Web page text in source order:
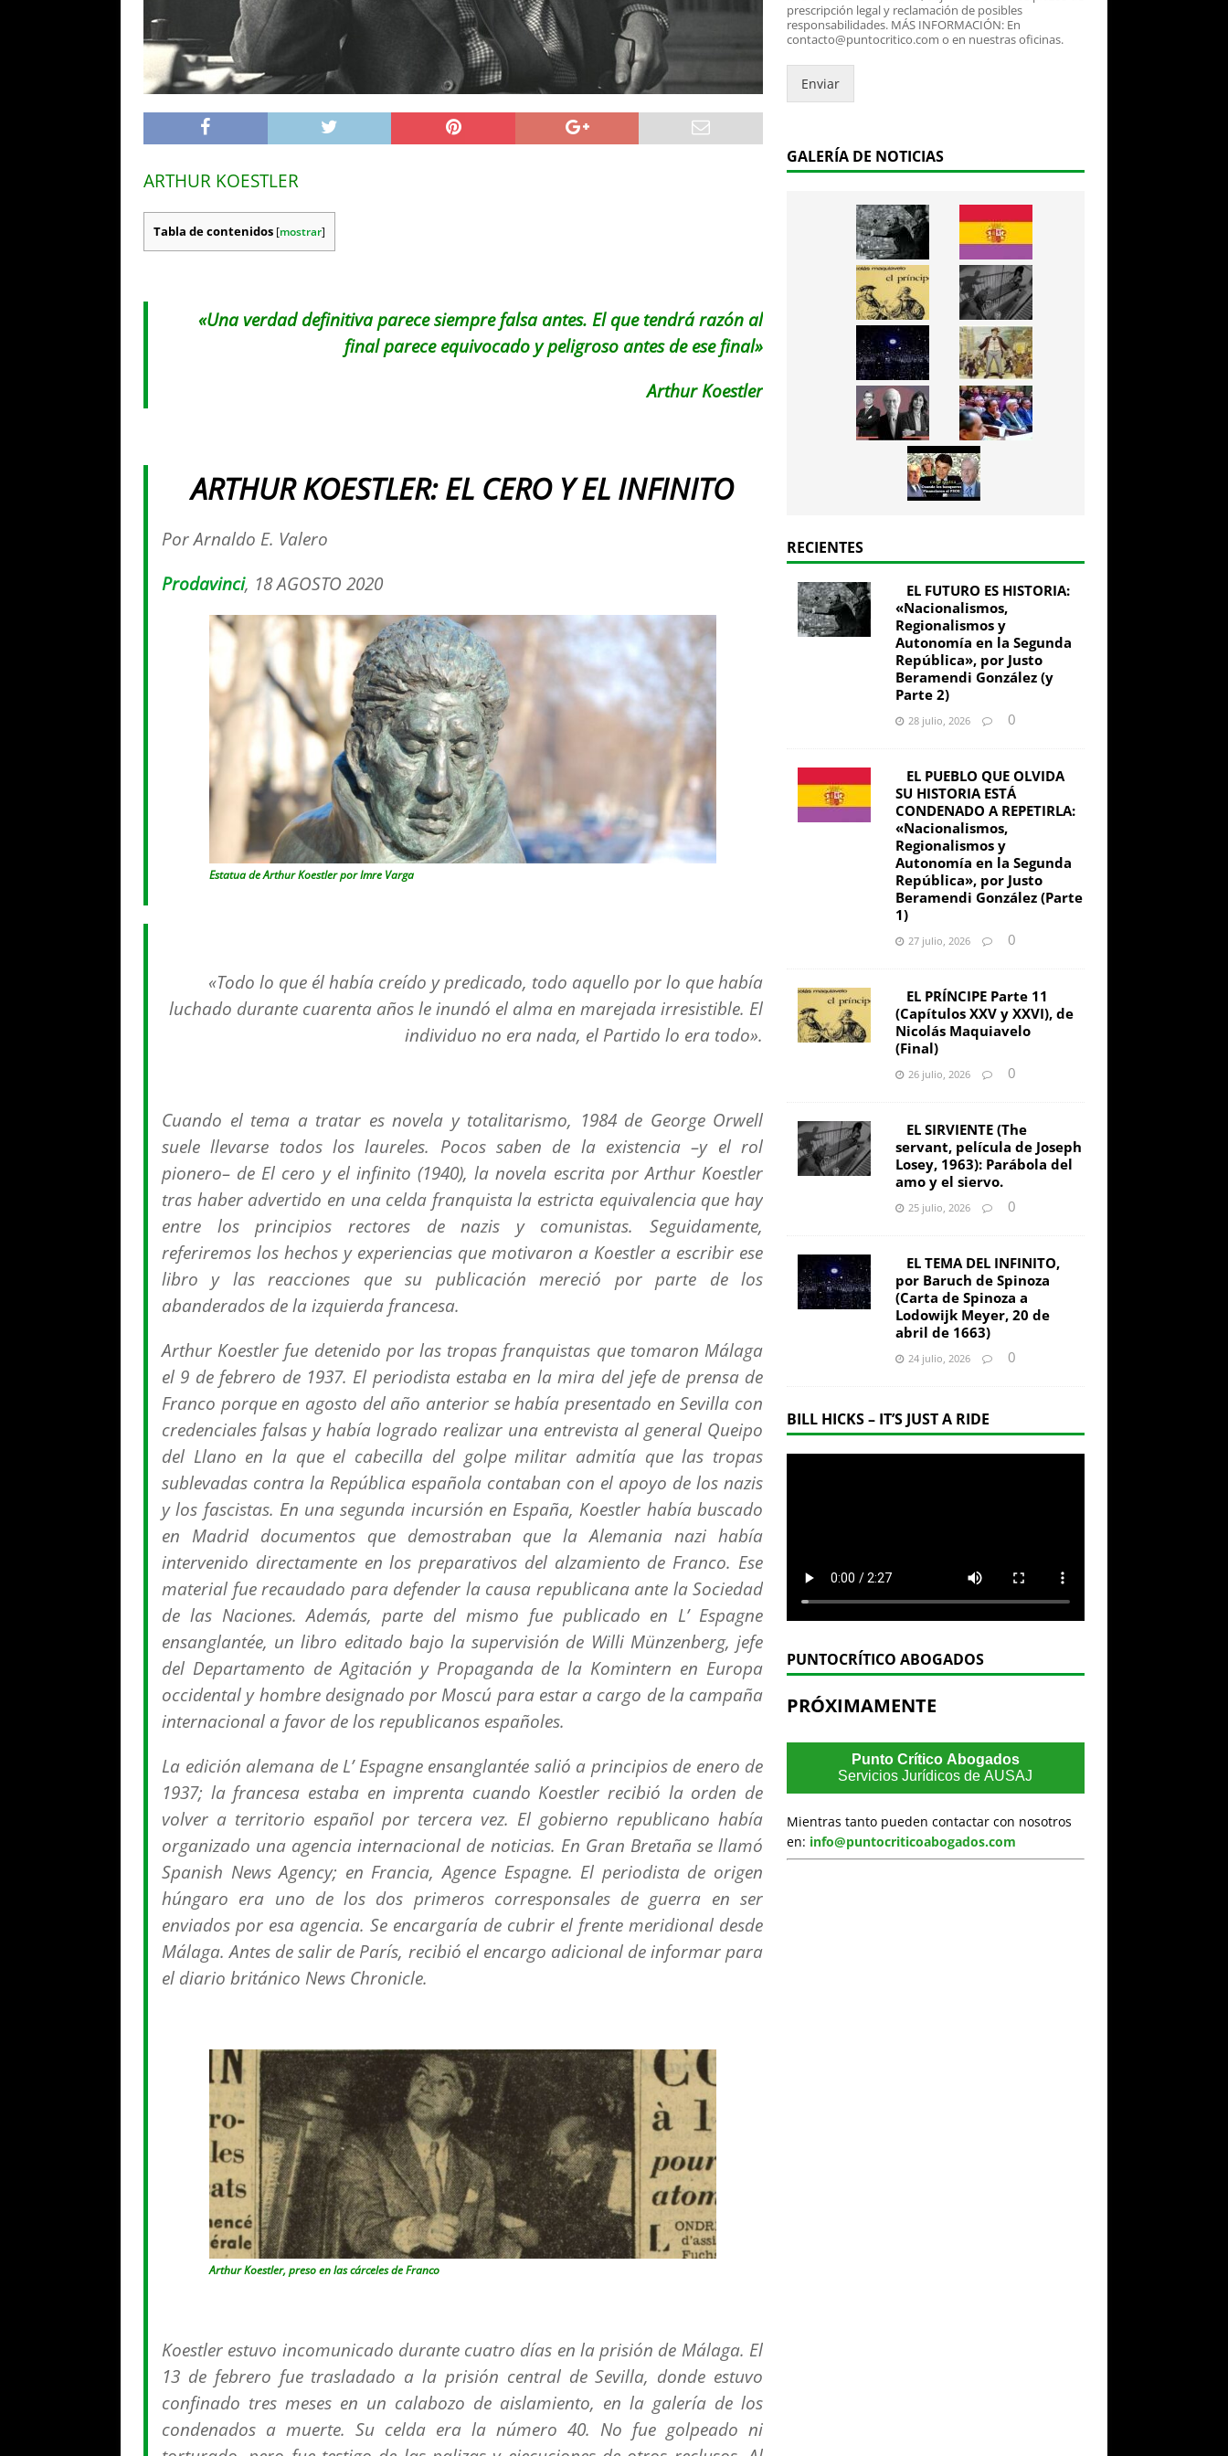
ARTHUR KOESTLER
Tabla de contenidos [mostrar]
«Una verdad definitiva parece siempre falsa antes. El que tendrá razón al
final parece equivocado y peligroso antes de ese final»
Arthur Koestler
ARTHUR KOESTLER:EL CERO Y EL INFINITO
Por Arnaldo E. Valero
Prodavinci, 18 AGOSTO 2020
Estatua de Arthur Koestler por Imre Varga
«Todo lo que él había creído y predicado, todo aquello por lo que había
luchado durante cuarenta años le inundó el alma en marejada irresistible. El
individuo no era nada, el Partido lo era todo».
Cuando el tema a tratar es novela y totalitarismo, 1984de George Orwell
suele llevarse todos los laureles. Pocos saben de la existencia –y el rol
pionero– de El cero y el infinito (1940), la novela escrita por Arthur Koestler
tras haber advertido en una celda franquista la estricta equivalencia que hay
entre los principios rectores de nazis y comunistas. Seguidamente,
referiremos los hechos y experiencias que motivaron a Koestler a escribir ese
libro y las reacciones que su publicación mereció por parte de los
abanderados de la izquierda francesa.
Arthur Koestler fue detenido por las tropas franquistas que tomaron Málaga
el 9 de febrero de 1937. El periodista estaba en la mira del jefe de prensa de
Franco porque en agosto del año anterior se había presentado en Sevilla con
credenciales falsas y había logrado realizar una entrevista al general Queipo
del Llano en la que el cabecilla del golpe militar admitía que las tropas
sublevadas contra la República española contaban con el apoyo de los nazis
y los fascistas. En una segunda incursión en España, Koestler había buscado
en Madrid documentos que demostraban que la Alemania nazi había
intervenido directamente en los preparativos del alzamiento de Franco. Ese
material fue recaudado para defender la causa republicana ante la Sociedad
de las Naciones. Además, parte del mismo fue publicado en L’ Espagne
ensanglantée, un libro editado bajo la supervisión de Willi Münzenberg, jefe
del Departamento de Agitación y Propaganda de la Komintern en Europa
occidental y hombre designado por Moscú para estar a cargo de la campaña
internacional a favor de los republicanos españoles.
La edición alemana deL’ Espagne ensanglantée salió a principios de enero de
1937; la francesa estaba en imprenta cuando Koestler recibió la orden de
volver a territorio español por tercera vez. El gobierno republicano había
organizado una agencia internacional de noticias. En Gran Bretaña se llamó
Spanish News Agency; en Francia, Agence Espagne. El periodista de origen
húngaro era uno de los dos primeros corresponsales de guerra en ser
enviados por esa agencia. Se encargaría de cubrir el frente meridional desde
Málaga. Antes de salir de París, recibió el encargo adicional de informar para
el diario británico News Chronicle.
Arthur Koestler, preso en las cárceles de Franco
Koestler estuvo incomunicado durante cuatro días en la prisión de Málaga. El
13 de febrero fue trasladado a la prisión central de Sevilla, donde estuvo
confinado tres meses en un calabozo de aislamiento, en la galería de los
condenados a muerte. Su celda era la número 40. No fue golpeado ni
i
c
o
.
prescripción legal y reclamación de posibles
responsabilidades. MÁS INFORMACIÓN: En
contacto@puntocritico.com o en nuestras oficinas.
Enviar
GALERÍA DE NOTICIAS
RECIENTES
EL FUTURO ES HISTORIA:
«Nacionalismos,
Regionalismos y
Autonomía en la Segunda
República», por Justo
Beramendi González (y
Parte 2)
28 julio, 2026 0
EL PUEBLO QUE OLVIDA
SU HISTORIA ESTÁ
CONDENADO A REPETIRLA:
«Nacionalismos,
Regionalismos y
Autonomía en la Segunda
República», por Justo
Beramendi González (Parte
1)
27 julio, 2026 0
EL PRÍNCIPE Parte 11
(Capítulos XXV y XXVI), de
Nicolás Maquiavelo
(Final)
26 julio, 2026 0
EL SIRVIENTE (The
servant, película de Joseph
Losey, 1963): Parábola del
amo y el siervo.
25 julio, 2026 0
EL TEMA DEL INFINITO,
por Baruch de Spinoza
(Carta de Spinoza a
Lodowijk Meyer, 20 de
abril de 1663)
24 julio, 2026 0
BILL HICKS – IT’S JUST A RIDE
PUNTOCRÍTICO ABOGADOS
PRÓXIMAMENTE
Punto Crítico Abogados
Servicios Jurídicos de AUSAJ
Mientras tanto pueden contactar con nosotros
en: info@puntocriticoabogados.com